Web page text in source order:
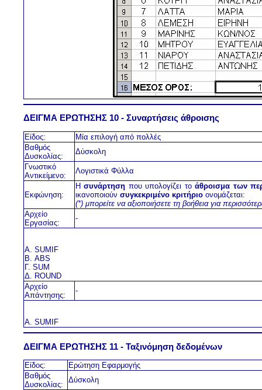
ΔΕΙΓΜΑ ΕΡΩΤΗΣΗΣ 10 - Συναρτήσεις άθροισης
Είδος:
Μία επιλογή από πολλές
Βαθμός
Δυσκολίας:
Δύσκολη
Γνωστικό
Αντικείμενο:
Λογιστικά Φύλλα
Εκφώνηση:
Ησυνάρτηση που υπολογίζει τοάθροισμα των
ικανοποιούν συγκεκριμένο κριτήριο ονομάζεται:
(*) μπορείτε να αξιοποιήσετε τη βοήθεια για
Αρχείο
Εργασίας:
-
Α. SUMIF
Β. ABS
Γ. SUM
Δ. ROUND
Αρχείο
Απάντησης:
-
Α. SUMIF
ΔΕΙΓΜΑ ΕΡΩΤΗΣΗΣ 11 - Ταξινόμηση δεδομένων
Είδος:
Ερώτηση Εφαρμογής
Βαθμός
Δυσκολίας:
Δύσκολη